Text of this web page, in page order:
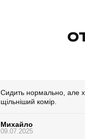
Сидить нормально, але
щільніший комір.
Михайло
09.07.2025